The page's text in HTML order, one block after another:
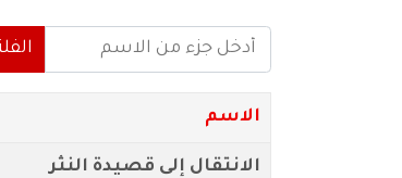
أدخل جزء من الاسم
الاسم
الانتقال إلى قصيدة النثر